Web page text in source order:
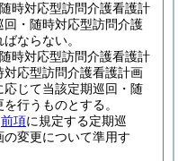
時対応型訪問介護看護計
・随時対応型訪問介護
ならない。
時対応型訪問介護看護計
応型訪問介護看護計画
じて当該定期巡回・随
行うものとする。
前項に規定する定期巡
変更について準用す